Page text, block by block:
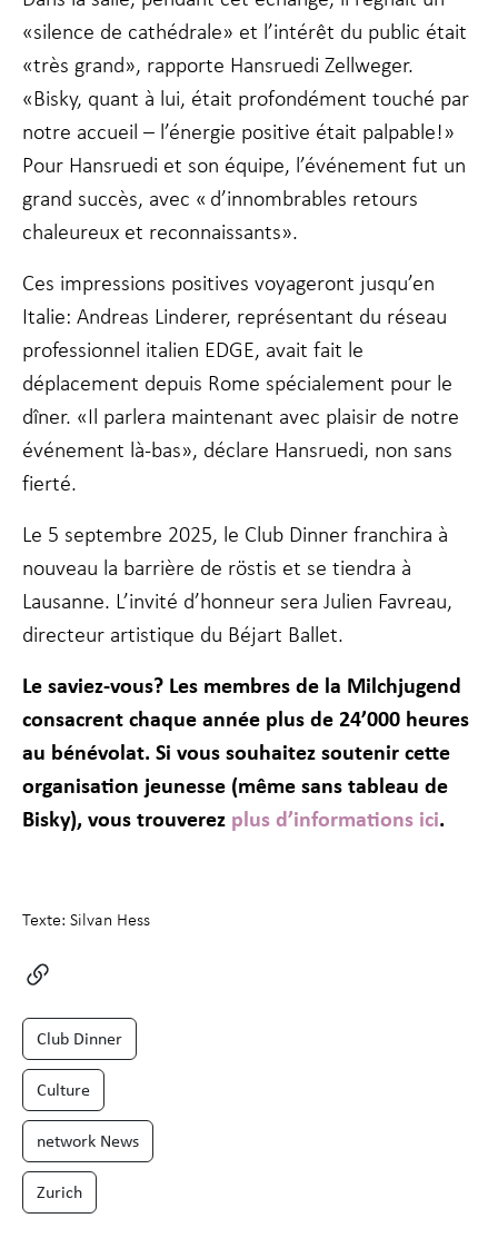
Texte: Silvan Hess
Club Dinner
Culture
network News
Zurich
«silence de cathédrale» et l’intérêt du public était
«très grand», rapporte Hansruedi Zellweger.
«Bisky, quant à lui, était profondément touché par
notre accueil – l’énergie positive était palpable!»
Pour Hansruedi et son équipe, l’événement fut un
grand succès, avec « d’innombrables retours
chaleureux et reconnaissants».
Ces impressions positives voyageront jusqu’en
Italie: Andreas Linderer, représentant du réseau
professionnel italien EDGE, avait fait le
déplacement depuis Rome spécialement pour le
dîner. «Il parlera maintenant avec plaisir de notre
événement là-bas», déclare Hansruedi, non sans
fierté.
Le 5 septembre 2025, le Club Dinner franchira à
nouveau la barrière de röstis et se tiendra à
Lausanne. L’invité d’honneur sera Julien Favreau,
directeur artistique du Béjart Ballet.
Le saviez-vous? Les membres de la Milchjugend
consacrent chaque année plus de 24’000 heures
au bénévolat. Si vous souhaitez soutenir cette
organisation jeunesse (même sans tableau de
Bisky), vous trouverez plus d’informations ici.